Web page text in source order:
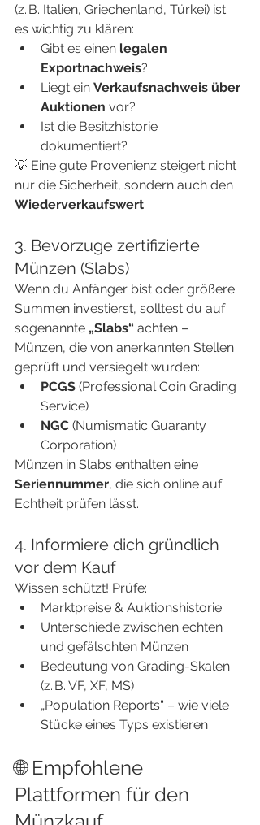
(z. B. Italien, Griechenland, Türkei) ist
es wichtig zu klären:
Gibt es einen legalen
Exportnachweis?
Liegt ein Verkaufsnachweis über
Auktionen vor?
Ist die Besitzhistorie
dokumentiert?
💡 Eine gute Provenienz steigert nicht
nur die Sicherheit, sondern auch den
Wiederverkaufswert.
3. Bevorzuge zertifizierte
Münzen (Slabs)
Wenn du Anfänger bist oder größere
Summen investierst, solltest du auf
sogenannte „Slabs“ achten –
Münzen, die von anerkannten Stellen
geprüft und versiegelt wurden:
PCGS (Professional Coin Grading
Service)
NGC (Numismatic Guaranty
Corporation)
Münzen in Slabs enthalten eine
Seriennummer, die sich online auf
Echtheit prüfen lässt.
4. Informiere dich gründlich
vor dem Kauf
Wissen schützt! Prüfe:
Marktpreise & Auktionshistorie
Unterschiede zwischen echten
und gefälschten Münzen
Bedeutung von Grading-Skalen
(z. B. VF, XF, MS)
„Population Reports“ – wie viele
Stücke eines Typs existieren
🌐 Empfohlene
Plattformen für den